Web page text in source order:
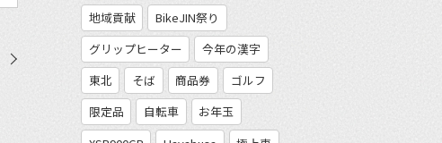
地域貢献
BikeJIN祭り
グリップヒーター
今年の漢字
東北
そば 商品券
ゴルフ
限定品
自転車
お年玉